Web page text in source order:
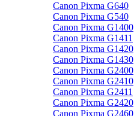
Canon Pixma G640
Canon Pixma G540
Canon Pixma G1400
Canon Pixma G1411
Canon Pixma G1420
Canon Pixma G1430
Canon Pixma G2400
Canon Pixma G2410
Canon Pixma G2411
Canon Pixma G2420
Canon Pixma G2460